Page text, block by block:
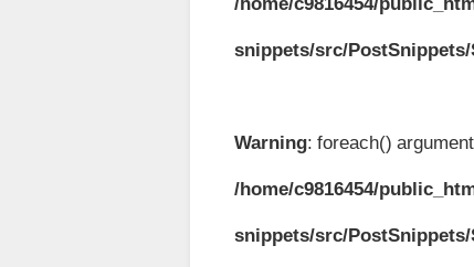
snippets/src/
Warning: foreach()
/home/c9816454/
snippets/src/